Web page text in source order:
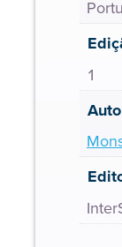
1